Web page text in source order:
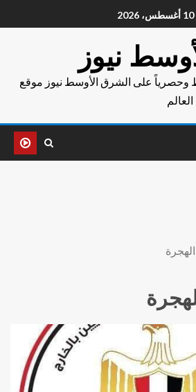
10 أغسطس، 2026
نيوز
وحصرياً على الشرق الأوسط نيوز موقع